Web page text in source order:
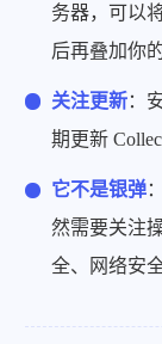
务器，可以
后再叠加你
关注更新：
期更新
它不是银弹
然需要关注
全、网络安